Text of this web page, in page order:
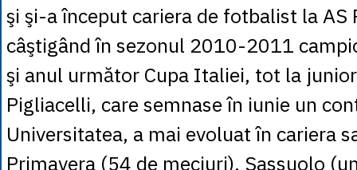
şi şi-a început cariera de fotbalist la AS
câştigând în sezonul 2010-2011
şi anul următor Cupa Italiei, tot la
Pigliacelli, care semnase în iunie un
Universitatea, a mai evoluat în cariera
Primavera (54 de meciuri), Sassuolo